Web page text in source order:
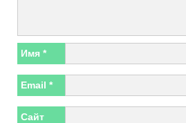
Имя *
Email *
Сайт